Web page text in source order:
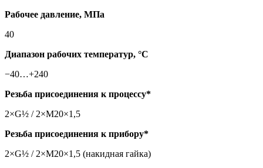
Рабочее давление, МПа
40
Диапазон рабочих температур, °С
−40…+240
Резьба присоединения к процессу*
2×G½ / 2×M20×1,5
Резьба присоединения к прибору*
2×G½ / 2×M20×1,5 (накидная гайка)